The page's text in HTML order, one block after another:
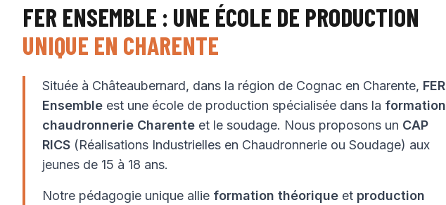
FER ENSEMBLE : UNE ÉCOLE DE PRODUCTION
UNIQUE EN CHARENTE
Située à Châteaubernard, dans la région de Cognac en Charente, FER
Ensemble est une école de production spécialisée dans la formation
chaudronnerie Charente et le soudage. Nous proposons un CAP
RICS (Réalisations Industrielles en Chaudronnerie ou Soudage) aux
jeunes de 15 à 18 ans.
Notre pédagogie unique allie formation théorique et production